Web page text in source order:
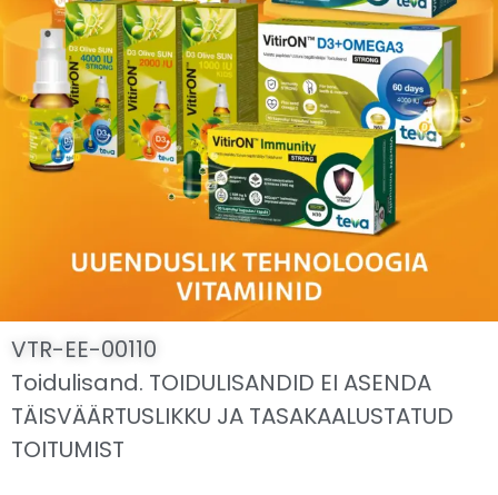
VTR-EE-00110
Toidulisand. TOIDULISANDID EI ASENDA
TÄISVÄÄRTUSLIKKU JA TASAKAALUSTATUD
TOITUMIST